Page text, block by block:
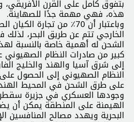
بتفوق كامل على القرن
هذه، فهي مهمة جدًا للصهاينة.
وباعتبار أن 70٪ من تجارة
الخارجي تتم عن طريق البحر، لذلك
الشحن له أهمية خاصة بالنسبة
كبير من صادرات النظام الصهيوني
إلى شرق آسيا والهند والخليج
النظام الصهيوني إلى الحصول
على طرق الشحن في المحيط
وجودها العسكري في جزيرة
الهيمنة على المنطقة يمكن أن
البحرية ويهدد مصالح المنافسين